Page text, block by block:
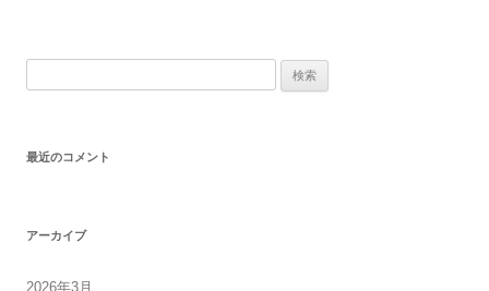
索:
最近のコメント
アーカイブ
2026年3月